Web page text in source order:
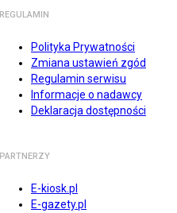
REGULAMIN
Polityka Prywatności
Zmiana ustawień zgód
Regulamin serwisu
Informacje o nadawcy
Deklaracja dostępności
PARTNERZY
E-kiosk.pl
E-gazety.pl